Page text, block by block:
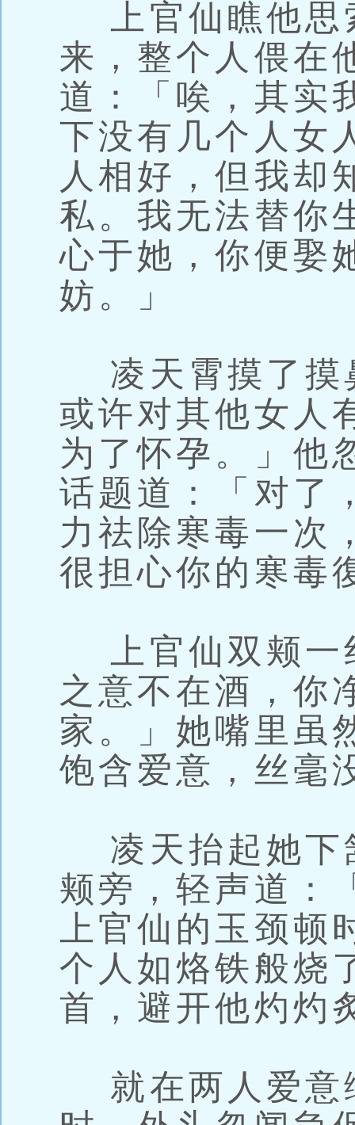
上官仙瞧他思
来，整个人偎在
道：「唉，其实
下没有几个人女
人相好，但我却
私。我无法替你
心于她，你便娶
妨。」
凌天霄摸了摸
或许对其他女人
为了怀孕。」他
话题道：「对了
力祛除寒毒一次
很担心你的寒毒
上官仙双颊一
之意不在酒，你
家。」她嘴里虽
饱含爱意，丝毫
凌天抬起她下
颊旁，轻声道：
上官仙的玉颈
个人如烙铁般烧
首，避开他灼灼
就在两人爱意